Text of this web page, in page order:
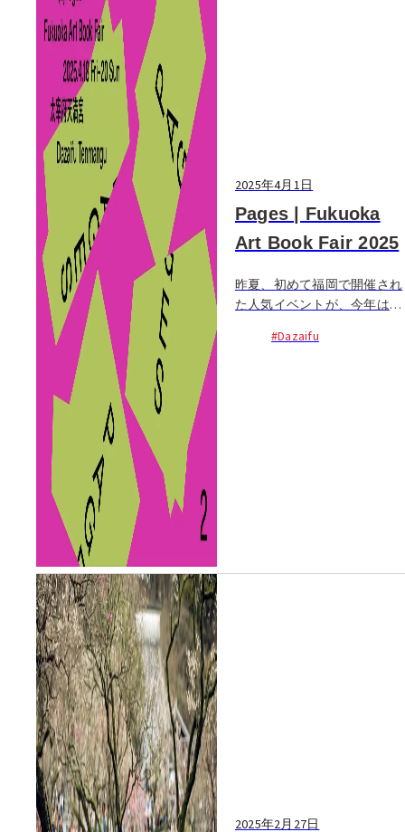
2025年4月1日
Pages | Fukuoka
Art Book Fair 2025
昨夏、初めて福岡で開催され
た人気イベントが、今年は春
ん、日本各地、そして韓国、
#Dazaifu
2025年2月27日